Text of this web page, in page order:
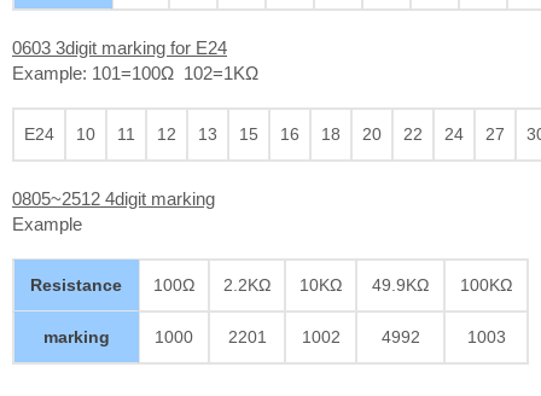
0603 3digit marking for E24
Example: 101=100Ω 102=1KΩ
E24 10 11 12 13 15 16 18 20 22 24 27
0805~2512 4digit marking
Example
Resistance 100Ω 2.2KΩ 10KΩ 49.9KΩ 100KΩ
marking 1000 2201 1002 4992 1003